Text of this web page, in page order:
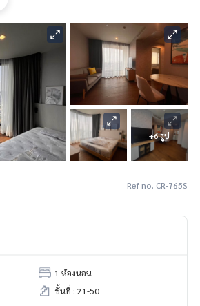
+6 รูป
Ref no. CR-765S
1 ห้องนอน
ชั้นที่ : 21-50